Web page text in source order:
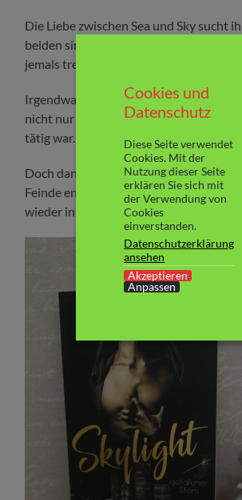
Die Liebe zwischen Sea und Sky sucht
beiden sind füreinander geschaffen.
jemals trennen.
Irgendwann muss Sea ihr endlich mal
nicht nur Journalist ist, sondern lange
tätig war.
Doch dann wird Sky von einem seiner
Feinde entführt. Wird Sea seine große
wieder in die Arme schließen können?
Cookies und
Datenschutz
Diese Seite verwendet
Cookies. Mit der
Nutzung dieser Seite
erklären Sie sich mit
der Verwendung von
Cookies
einverstanden.
Datenschutzerklärung
ansehen
Akzeptieren
Anpassen